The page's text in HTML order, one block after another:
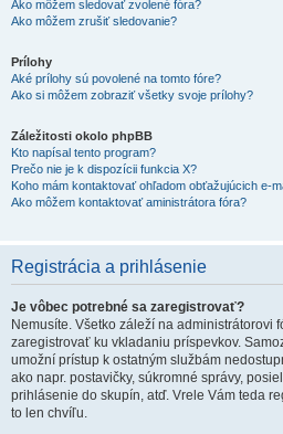
Ako môžem sledovať zvolené fóra?
Ako môžem zrušiť sledovanie?
Prílohy
Aké prílohy sú povolené na tomto fóre?
Ako si môžem zobraziť všetky svoje prílohy?
Záležitosti okolo phpBB
Kto napísal tento program?
Prečo nie je k dispozícii funkcia X?
Koho mám kontaktovať ohľadom obťažujúcich e-
Ako môžem kontaktovať aministrátora fóra?
Registrácia a prihlásenie
Je vôbec potrebné sa zaregistrovať?
Nemusíte. Všetko záleží na administrátorovi
zaregistrovať ku vkladaniu príspevkov.
umožní prístup k ostatným službám
ako napr. postavičky, súkromné správy,
prihlásenie do skupín, atď. Vrele Vám teda
to len chvíľu.